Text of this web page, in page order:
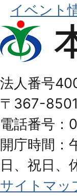
イベント
本
庄
Honjo
City
法人番号
〒367-
電話番号：
開庁時間：
日、祝日、
サイトマッ